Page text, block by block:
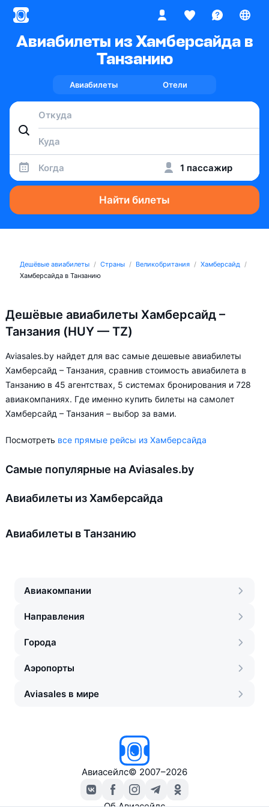
Авиабилеты из Хамберсайда в
Танзанию
Авиабилеты Отели
Когда 1 пассажир
Найти билеты
Дешёвые авиабилеты Страны Великобритания
Хамберсайд
Хамберсайда в Танзанию
Дешёвые авиабилеты Хамберсайд –
Танзания (HUY — TZ)
Aviasales.by найдет для вас самые дешевые авиабилеты
Хамберсайд – Танзания, сравнив стоимость авиабилета в
Танзанию в 45 агентствах, 5 системах бронирования и 728
авиакомпаниях. Где именно купить билеты на самолет
Хамберсайд – Танзания – выбор за вами.
Посмотреть все прямые рейсы из Хамберсайда
Самые популярные на Aviasales.by
Авиабилеты из Хамберсайда
Авиабилеты в Танзанию
Авиакомпании
Направления
Города
Аэропорты
Aviasales в мире
Авиасейлс© 2007–2026